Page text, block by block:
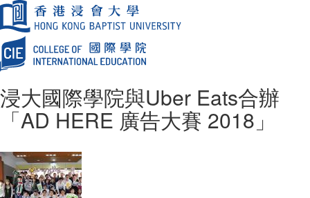
浸大國際學院與Uber Eats合辦
「AD HERE 廣告大賽 2018」